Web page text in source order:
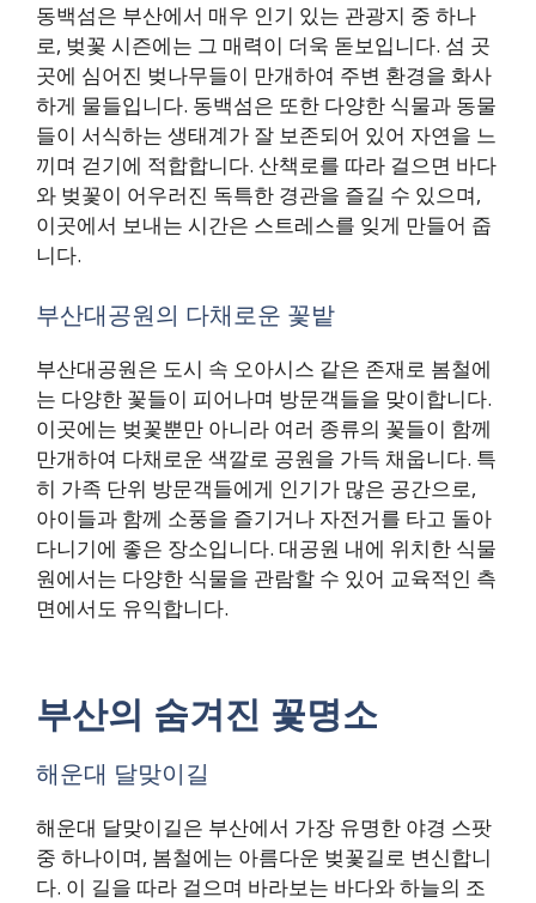
동백섬은 부산에서 매우 인기 있는 관광지 중 하나
로, 벚꽃 시즌에는 그 매력이 더욱 돋보입니다. 섬 곳
곳에 심어진 벚나무들이 만개하여 주변 환경을 화사
하게 물들입니다. 동백섬은 또한 다양한 식물과 동물
들이 서식하는 생태계가 잘 보존되어 있어 자연을 느
끼며 걷기에 적합합니다. 산책로를 따라 걸으면 바다
와 벚꽃이 어우러진 독특한 경관을 즐길 수 있으며,
이곳에서 보내는 시간은 스트레스를 잊게 만들어 줍
니다.
부산대공원의 다채로운 꽃밭
부산대공원은 도시 속 오아시스 같은 존재로 봄철에
는 다양한 꽃들이 피어나며 방문객들을 맞이합니다.
이곳에는 벚꽃뿐만 아니라 여러 종류의 꽃들이 함께
만개하여 다채로운 색깔로 공원을 가득 채웁니다. 특
히 가족 단위 방문객들에게 인기가 많은 공간으로,
아이들과 함께 소풍을 즐기거나 자전거를 타고 돌아
다니기에 좋은 장소입니다. 대공원 내에 위치한 식물
원에서는 다양한 식물을 관람할 수 있어 교육적인 측
면에서도 유익합니다.
부산의 숨겨진 꽃명소
해운대 달맞이길
해운대 달맞이길은 부산에서 가장 유명한 야경 스팟
중 하나이며, 봄철에는 아름다운 벚꽃길로 변신합니
다. 이 길을 따라 걸으며 바라보는 바다와 하늘의 조